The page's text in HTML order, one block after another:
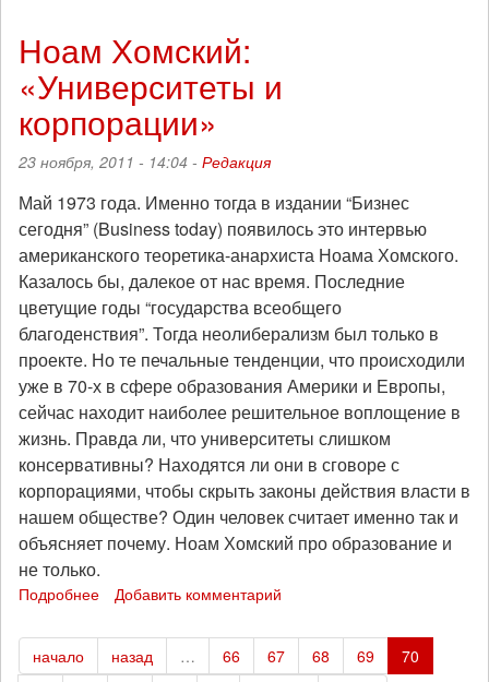
кризисом
восстания
и
бунты:
но
за
этим
скрывается?
Ноам Хомский:
«Университеты и
корпорации»
23 ноября, 2011 - 14:04 - Редакция
Май 1973 года. Именно тогда в издании “Бизнес
сегодня” (Business today) появилось это интервью
американского теоретика-анархиста Ноама Хомского.
Казалось бы, далекое от нас время. Последние
цветущие годы “государства всеобщего
благоденствия”. Тогда неолиберализм был только в
проекте. Но те печальные тенденции, что происходили
уже в 70-х в сфере образования Америки и Европы,
сейчас находит наиболее решительное воплощение в
жизнь. Правда ли, что университеты слишком
консервативны? Находятся ли они в сговоре с
корпорациями, чтобы скрыть законы действия власти в
нашем обществе? Один человек считает именно так и
объясняет почему. Ноам Хомский про образование и
не только.
Подробнее
Хомский:
«Университеты
Добавить комментарий
начало назад … 66 67 68 69
70